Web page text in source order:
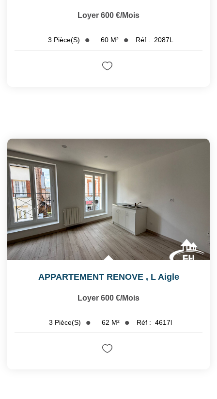
Loyer 600 €/mois
3 Pièce(s) 60 M² Réf : 2087L
APPARTEMENT RENOVE , L Aigle
Loyer 600 €/mois
3 Pièce(s) 62 M² Réf : 4617l